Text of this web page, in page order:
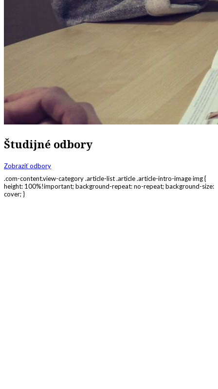
Študijné odbory
Zobraziť odbory
.com-content.view-category .article-list .article .article-intro-image img {
height: 100%!important; background-repeat: no-repeat; background-size:
cover; }